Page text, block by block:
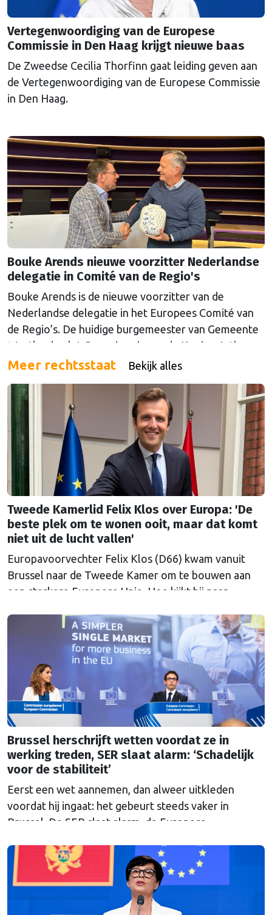
Vertegenwoordiging van de Europese
Commissie in Den Haag krijgt nieuwe baas
De Zweedse Cecilia Thorfinn gaat leiding geven aan
de Vertegenwoordiging van de Europese Commissie
in Den Haag.
Bouke Arends nieuwe voorzitter Nederlandse
delegatie in Comité van de Regio's
Bouke Arends is de nieuwe voorzitter van de
Nederlandse delegatie in het Europees Comité van
de Regio’s. De huidige burgemeester van Gemeente
Westland volgt Commissaris van de Koning Arthur
van Dijk (Noord-Holland) op, die de voorzittersrol
Nederlandse regio’s behoorlijk succesvol in hun
lobby in Brussel, en dat komt vooral omdat …
Continued
Meer rechtsstaat Bekijk alles
Tweede Kamerlid Felix Klos over Europa: 'De
beste plek om te wonen ooit, maar dat komt
niet uit de lucht vallen'
Europavoorvechter Felix Klos (D66) kwam vanuit
Brussel naar de Tweede Kamer om te bouwen aan
een sterkere Europese Unie. Hoe kijkt hij naar
heeft kunnen proeven van de Brusselse én de
Haagse politiek?
Brussel herschrijft wetten voordat ze in
werking treden, SER slaat alarm: ‘Schadelijk
voor de stabiliteit’
Eerst een wet aannemen, dan alweer uitkleden
voordat hij ingaat: het gebeurt steeds vaker in
Brussel. De SER slaat alarm, de Europese
wetten maakt?